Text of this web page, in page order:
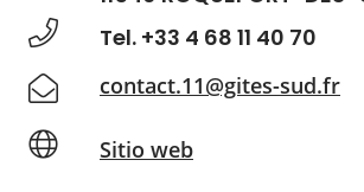
Tel. +33 4 68 11 40 70
contact.11@gites-sud.fr
Sitio web